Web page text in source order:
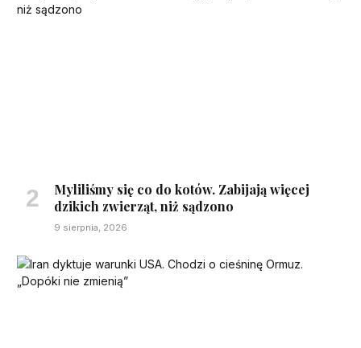
Myliliśmy się co do kotów. Zabijają więcej
dzikich zwierząt, niż sądzono
9 sierpnia, 2026